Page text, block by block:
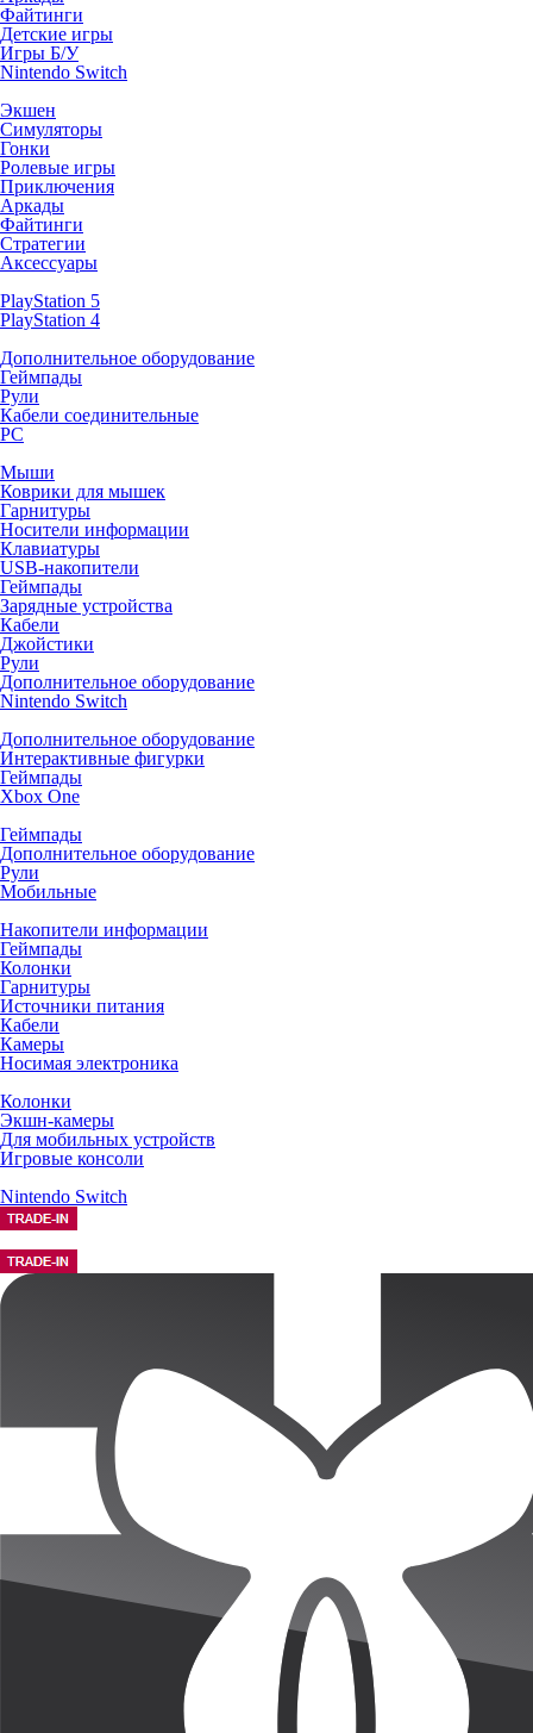
Файтинги
Детские игры
Игры Б/У
Nintendo Switch
Экшен
Симуляторы
Гонки
Ролевые игры
Приключения
Аркады
Файтинги
Стратегии
Аксессуары
PlayStation 5
PlayStation 4
Дополнительное оборудование
Геймпады
Рули
Кабели соединительные
PC
Мыши
Коврики для мышек
Гарнитуры
Носители информации
Клавиатуры
USB-накопители
Геймпады
Зарядные устройства
Кабели
Джойстики
Рули
Дополнительное оборудование
Nintendo Switch
Дополнительное оборудование
Интерактивные фигурки
Геймпады
Xbox One
Геймпады
Дополнительное оборудование
Рули
Мобильные
Накопители информации
Геймпады
Колонки
Гарнитуры
Источники питания
Кабели
Камеры
Носимая электроника
Колонки
Экшн-камеры
Для мобильных устройств
Игровые консоли
Nintendo Switch